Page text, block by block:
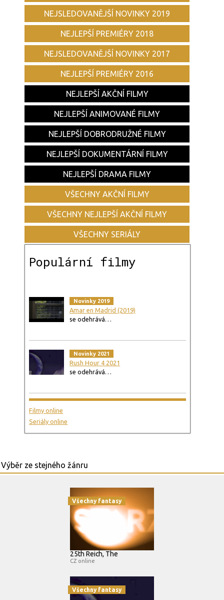
NEJSLEDOVANĚJŠÍ NOVINKY 2019
NEJLEPŠÍ PREMIÉRY 2018
NEJSLEDOVANĚJŠÍ NOVINKY 2017
NEJLEPŠÍ PREMIÉRY 2016
NEJLEPŠÍ AKČNÍ FILMY
NEJLEPŠÍ ANIMOVANÉ FILMY
NEJLEPŠÍ DOBRODRUŽNÉ FILMY
NEJLEPŠÍ DOKUMENTÁRNÍ FILMY
NEJLEPŠÍ DRAMA FILMY
VŠECHNY AKČNÍ FILMY
VŠECHNY NEJLEPŠÍ AKČNÍ FILMY
VŠECHNY SERIÁLY
Populární filmy
Novinky 2019
Amar en Madrid (2019)
se odehrává…
Novinky 2021
Rush Hour 4 2021
se odehrává…
Filmy online
Seriály online
Všechny fantasy
25th Reich, The
CZ online
Všechny fantasy